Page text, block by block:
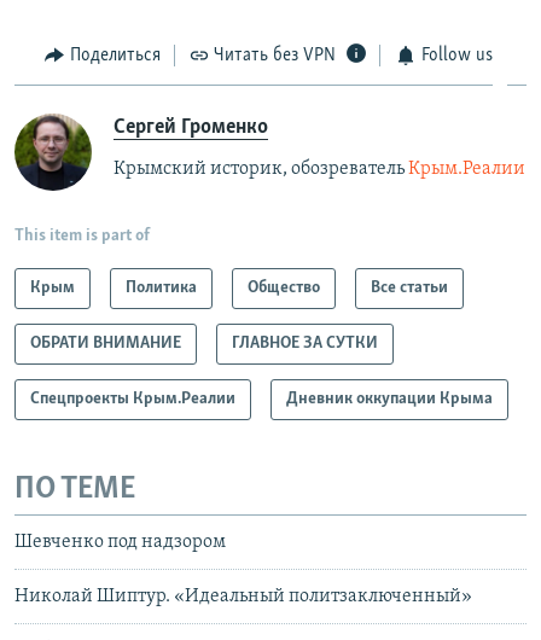
Поделиться Читать без VPN Follow us
Сергей Громенко
Крымский историк, обозревательКрым.Реалии
This item is part of
Крым Политика Общество Все статьи
ОБРАТИ ВНИМАНИЕ ГЛАВНОЕ ЗА СУТКИ
Спецпроекты Крым.Реалии Дневник оккупации Крыма
ПО ТЕМЕ
Шевченко под надзором
Николай Шиптур. «Идеальный политзаключенный»